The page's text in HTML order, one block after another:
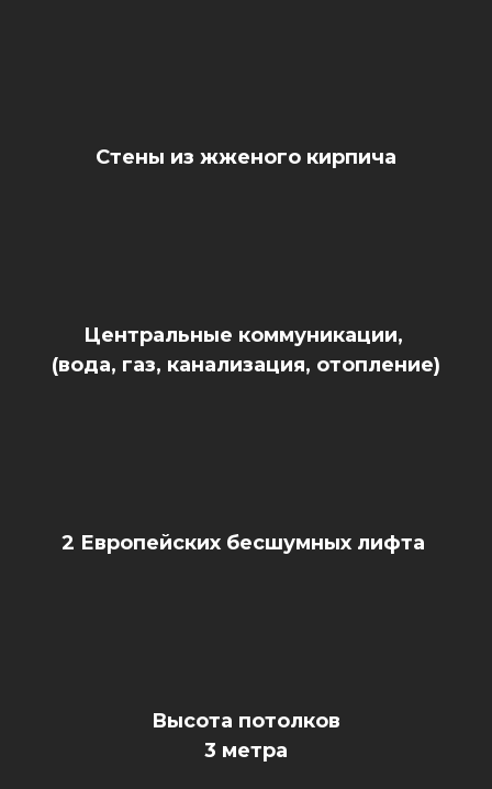
Стены из жженого кирпича
Центральные коммуникации,
(вода, газ, канализация, отопление)
2 Европейских бесшумных лифта
Высота потолков
3 метра